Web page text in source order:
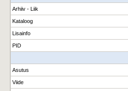
Arhiiv - Liik
Kataloog
Lisainfo
PID
Asutus
Viide